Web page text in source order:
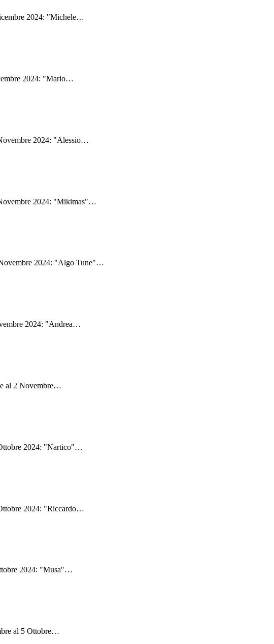
2024: "Michele…
2024: "Mario…
2024: "Alessio…
2024: "Mikimas"…
2024: "Algo Tune"…
2024: "Andrea…
al 2 Novembre…
2024: "Nartico"…
2024: "Riccardo…
2024: "Musa"…
al 5 Ottobre…